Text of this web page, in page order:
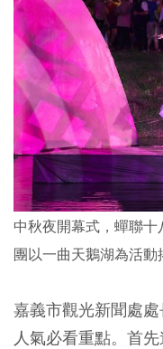
中秋夜開幕式，蟬聯
團以一曲天鵝湖為活動
嘉義市觀光新聞處
人氣必看重點。首